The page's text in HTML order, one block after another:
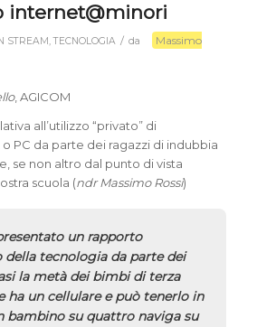
internet@minori
STREAM,TECNOLOGIA / da
Massimo
, AGICOM
all’utilizzo “privato” di
PC da parte dei ragazzi di indubbia
se non altro dal punto di vista
scuola (ndr Massimo Rossi)
un rapporto
della tecnologia da parte dei
la metà dei bimbidi terza
ha un cellulare e può tenerlo in
bambino su quattro naviga su